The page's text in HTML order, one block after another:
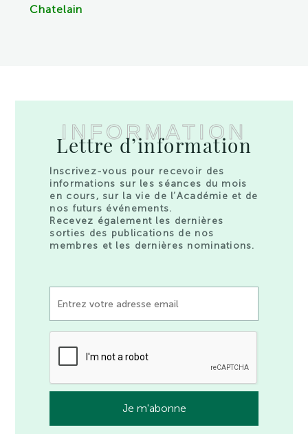
Chatelain
INFORMATION
Lettre d’information
Inscrivez-vous pour recevoir des
informations sur les séances du mois
en cours, sur la vie de l’Académie et de
nos futurs événements.
Recevez également les dernières
sorties des publications de nos
membres et les dernières nominations.